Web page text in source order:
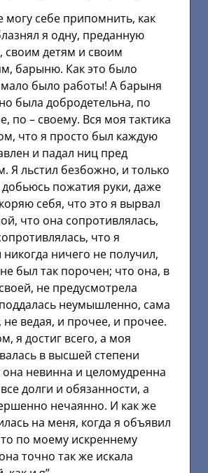
могу себе припомнить, как
я одну, преданную
своим детям и своим
барыню. Как это было
мало было работы! А барыня
была добродетельна, по
по – своему. Вся моя тактика
что я просто был каждую
и падал ниц пред
Я льстил безбожно, и только
пожатия руки, даже
себя, что это я вырвал
что она сопротивлялась,
что я
ничего не получил,
был так порочен; что она, в
не предусмотрела
неумышленно, сама
не ведая, и прочее, и прочее.
я достиг всего, а моя
в высшей степени
она невинна и целомудренна
долги и обязанности, а
нечаянно. И как же
на меня, когда я объявил
по моему искреннему
точно так же искала